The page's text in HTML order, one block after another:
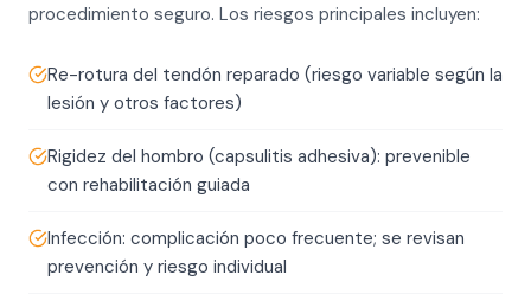
procedimiento seguro. Los riesgos principales incluyen:
Re-rotura del tendón reparado (riesgo variable según la
lesión y otros factores)
Rigidez del hombro (capsulitis adhesiva): prevenible
con rehabilitación guiada
Infección: complicación poco frecuente; se revisan
prevención y riesgo individual